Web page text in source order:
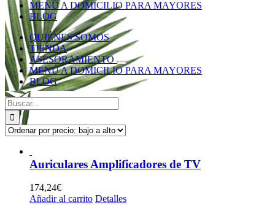
MENÚ A DOMICILIO PARA MAYORES
BLOG
QUIÉNES SOMOS
TIENDA
ASESORAMIENTO
MENÚ A DOMICILIO PARA MAYORES
BLOG
Buscar:
Auriculares Amplificadores de TV
174,24€
Añadir al carrito Detalles